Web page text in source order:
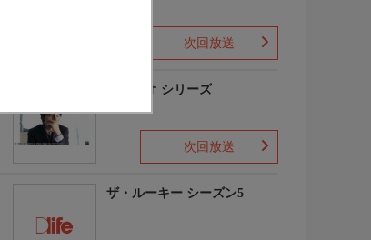
次回放送
ガリレオ シリーズ
次回放送
ザ・ルーキー シーズン5